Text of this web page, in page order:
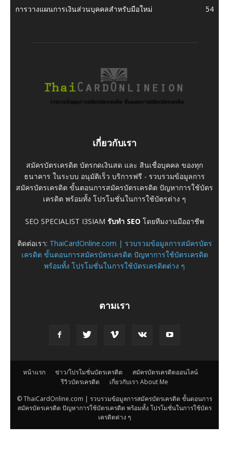
การวางแผนการเงินส่วนบุคคลสำหรับมือใหม่
54
เกี่ยวกับเรา
สมัครบัตรเครดิต บัตรกดเงินสด และ สินเชื่อบุคคล ของทุก
ธนาคาร ในระบบ อนุมัติเร็ว บริการฟรี - รวบรวมข้อมูลการ
สมัครบัตรเครดิต ขั้นตอนการสมัครบัตรเครดิต ปัญหาการใช้บัตร
เครดิต พร้อมทั้ง โปรโมชั่นในการใช้บัตรต่าง ๆ
SEO SPECIALIST I3SIAM รับทำ SEO โดยทีมงานมืออาชีพ
ติดต่อเรา: ThaiCardOnline.com | รวบรวมข้อมูลการสมัครบัตร
เครดิต ขั้นตอนการสมัครบัตรเครดิต ปัญหาการใช้บัตรเครดิต
พร้อมทั้ง โปรโมชั่นในการใช้บัตรเครดิตต่าง ๆ
ตามเรา
หน้าแรก ข่าว/โปรโมชั่นบัตรเครดิต
สมัครบัตรเครดิตออนไลน์
รีวิวบัตรเครดิต
เกี่ยวกับเรา About Me
© ThaiCardOnline.com | รวบรวมข้อมูลการสมัครบัตรเครดิต ขั้นตอนการ
สมัครบัตรเครดิต ปัญหาการใช้บัตรเครดิต พร้อมทั้ง โปรโมชั่นในการใช้บัตร
เครดิตต่าง ๆ